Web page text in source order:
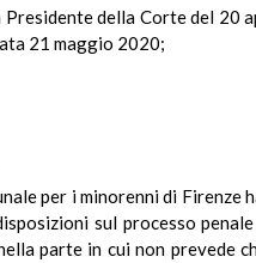
della Corte del 20
21 maggio 2020;
per i minorenni di
sul processo
parte in cui non prevede